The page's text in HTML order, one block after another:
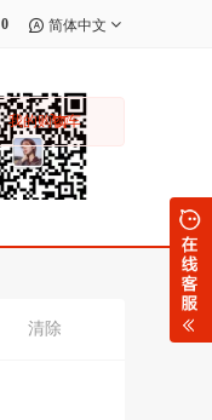
0 简体中文
我的购物车
清除